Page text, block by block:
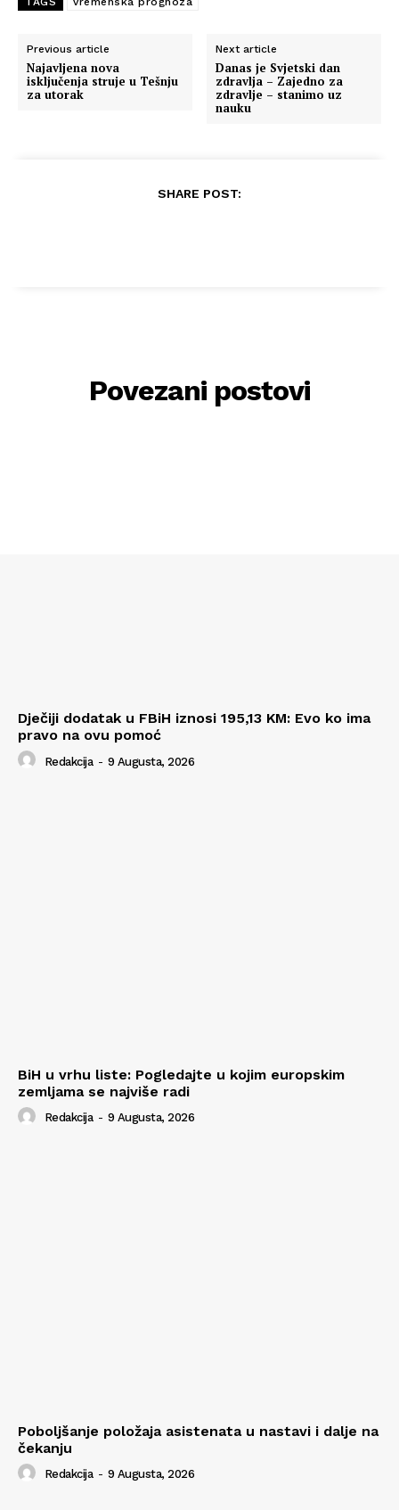
Previous article
Najavljena nova
isključenja struje u Tešnju
za utorak
Next article
Danas je Svjetski dan
zdravlja – Zajedno za
zdravlje – stanimo uz
nauku
SHARE POST:
Povezani postovi
Dječiji dodatak u FBiH iznosi 195,13 KM: Evo ko ima
pravo na ovu pomoć
Redakcija - 9 Augusta, 2026
BiH u vrhu liste: Pogledajte u kojim europskim
zemljama se najviše radi
Redakcija - 9 Augusta, 2026
Poboljšanje položaja asistenata u nastavi i dalje na
čekanju
Redakcija - 9 Augusta, 2026